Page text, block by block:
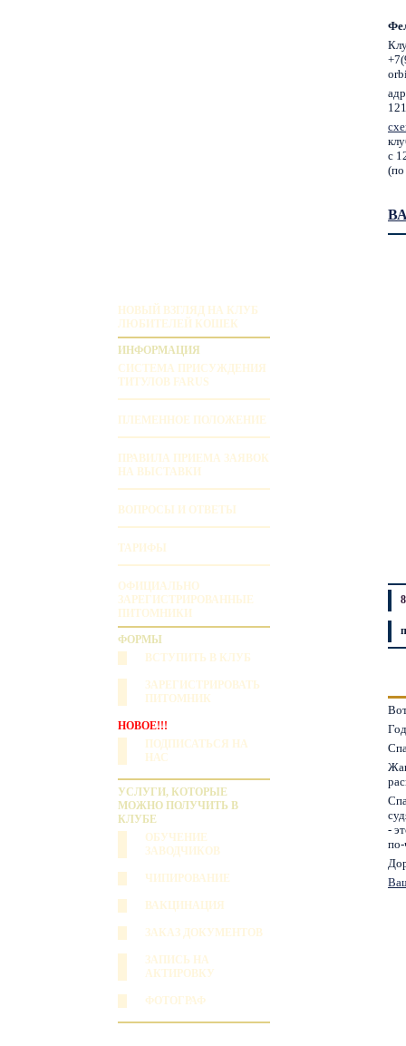
НОВЫЙ ВЗГЛЯД НА КЛУБ
ЛЮБИТЕЛЕЙ КОШЕК
ИНФОРМАЦИЯ
СИСТЕМА ПРИСУЖДЕНИЯ
ТИТУЛОВ FARUS
ПЛЕМЕННОЕ ПОЛОЖЕНИЕ
ПРАВИЛА ПРИЕМА ЗАЯВОК
НА ВЫСТАВКИ
ВОПРОСЫ И ОТВЕТЫ
ТАРИФЫ
ОФИЦИАЛЬНО
ЗАРЕГИСТРИРОВАННЫЕ
ПИТОМНИКИ
ФОРМЫ
ВСТУПИТЬ В КЛУБ
ЗАРЕГИСТРИРОВАТЬ
ПИТОМНИК
НОВОЕ!!!
ПОДПИСАТЬСЯ НА
НАС
УСЛУГИ, КОТОРЫЕ
МОЖНО ПОЛУЧИТЬ В
КЛУБЕ
ОБУЧЕНИЕ
ЗАВОДЧИКОВ
ЧИПИРОВАНИЕ
ВАКЦИНАЦИЯ
ЗАКАЗ ДОКУМЕНТОВ
ЗАПИСЬ НА
АКТИРОВКУ
ФОТОГРАФ
с
(по
-
по-